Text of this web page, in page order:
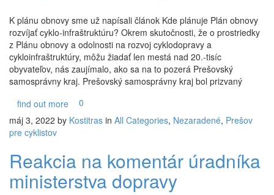
K plánu obnovy sme už napísali článok Kde plánuje Plán obnovy
rozvíjať cyklo-infraštruktúru? Okrem skutočnosti, že o prostriedky
z Plánu obnovy a odolnosti na rozvoj cyklodopravy a
cykloinfraštruktúry, môžu žiadať len mestá nad 20.-tisíc
obyvateľov, nás zaujímalo, ako sa na to pozerá Prešovský
samosprávny kraj. Prešovský samosprávny kraj bol prizvaný
find out more
0
máj 3, 2022 by Kostitras in All Categories, Nezaradené, Prešov
pre cyklistov
Reakcia na komentár úradníka
ministerstva dopravy